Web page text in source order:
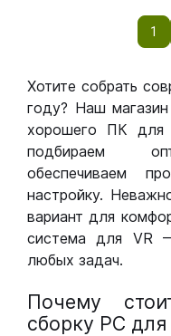
1
Хотите собрать
году? Наш
хорошего ПК
подбираем
обеспечиваем
настройку.
вариант для
система для VR
любых задач.
Почему
сборку РС для